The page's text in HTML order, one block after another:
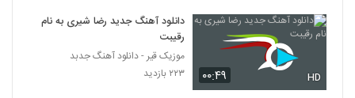
367
دانلود آهنگ خلیج تا ابد ایرانی از مهدی یغمایی
به همراه متن ترانه
دانلود آهنگ مهدی یغمایی دلبر داشتی
(Mehdi Yaghmaei Delbar Dashti)
۰۰:۴۹ HD
دانلود آهنگ جدید رضا شیری به نام
رقیبت
موزیک قیر - دانلود آهنگ جدبد
۲۲۳ بازدید